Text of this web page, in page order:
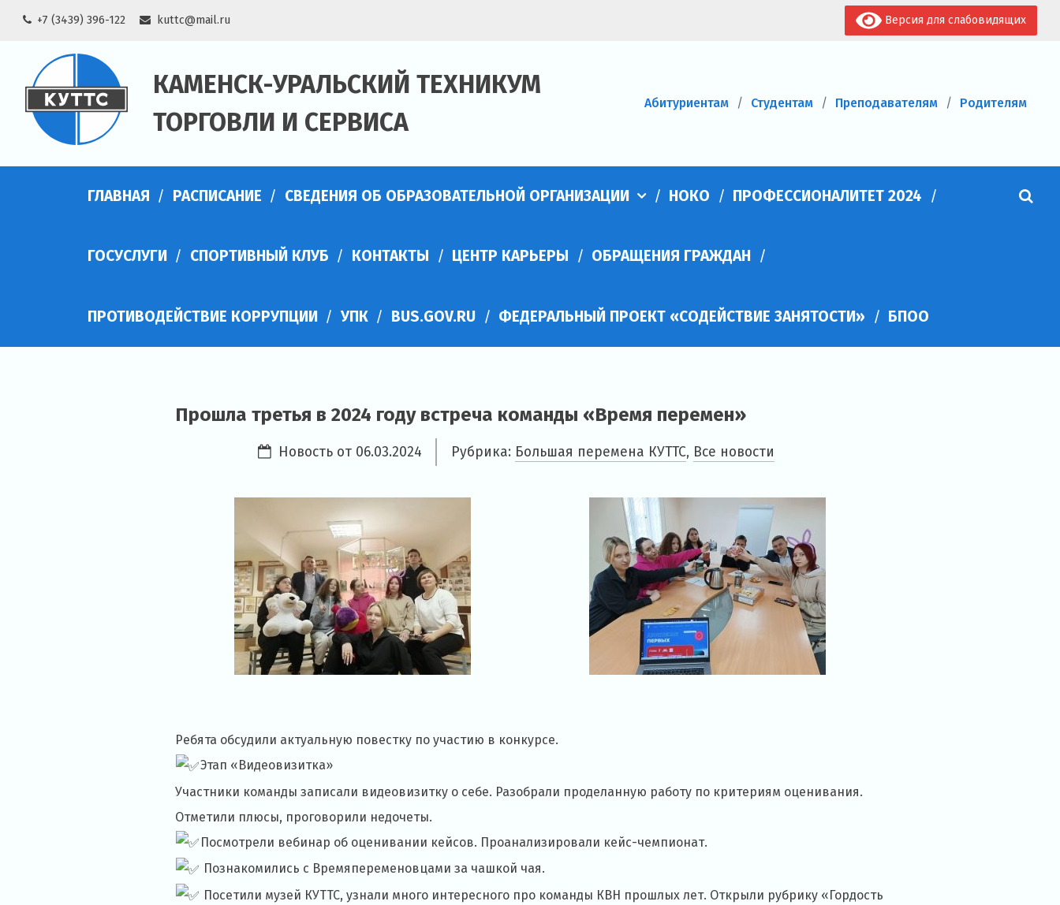
Skip
content
+7 (3439) 396-122 kuttc@mail.ru Версия для слабовидящих
КАМЕНСК-УРАЛЬСКИЙ ТЕХНИКУМ
ТОРГОВЛИ И СЕРВИСА
Абитуриентам Студентам Преподавателям Родителям
ГЛАВНАЯ РАСПИСАНИЕ СВЕДЕНИЯ ОБ ОБРАЗОВАТЕЛЬНОЙ ОРГАНИЗАЦИИ НОКО ПРОФЕССИОНАЛИТЕТ 2024
ГОСУСЛУГИ СПОРТИВНЫЙ КЛУБ КОНТАКТЫ ЦЕНТР КАРЬЕРЫ ОБРАЩЕНИЯ ГРАЖДАН
ПРОТИВОДЕЙСТВИЕ КОРРУПЦИИ УПК BUS.GOV.RU ФЕДЕРАЛЬНЫЙ ПРОЕКТ «СОДЕЙСТВИЕ ЗАНЯТОСТИ» БПОО
Прошла третья в 2024 году встреча команды «Время перемен»
Новость от 06.03.2024 Рубрика: Большая перемена КУТТС, Все новости
Ребята обсудили актуальную повестку по участию в конкурсе.
Этап «Видеовизитка»
Участники команды записали видеовизитку о себе. Разобрали проделанную работу по критериям оценивания.
Отметили плюсы, проговорили недочеты.
Посмотрели вебинар об оценивании кейсов. Проанализировали кейс-чемпионат.
Познакомились с Времяпеременовцами за чашкой чая.
Посетили музей КУТТС, узнали много интересного про команды КВН прошлых лет. Открыли рубрику «Гордость